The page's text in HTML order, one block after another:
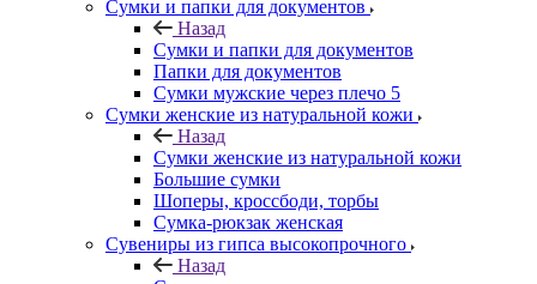
Сумки и папки для документов
Назад
Сумки и папки для документов
Папки для документов
Сумки мужские через плечо 5
Сумки женские из натуральной кожи
Назад
Сумки женские из натуральной кожи
Большие сумки
Шоперы, кроссбоди, торбы
Сумка-рюкзак женская
Сувениры из гипса высокопрочного
Назад